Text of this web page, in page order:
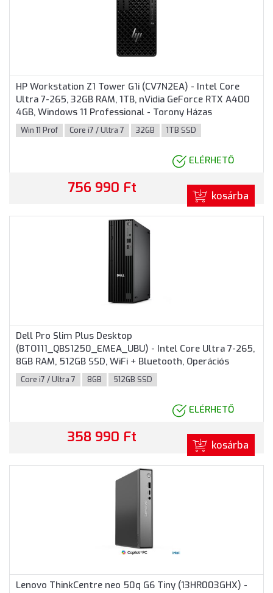
HP Workstation Z1 Tower G1i (CV7N2EA) - Intel Core
Ultra 7-265, 32GB RAM, 1TB, nVidia GeForce RTX A400
4GB, Windows 11 Professional - Torony Házas
számítógép, 3 év helyszíni garancia
Win 11 Prof Core i7 / Ultra 7 32GB 1TB SSD
ELÉRHETŐ
756 990 Ft kosárba
Dell Pro Slim Plus Desktop
(BTO111_QBS1250_EMEA_UBU) - Intel Core Ultra 7-265,
8GB RAM, 512GB SSD, WiFi + Bluetooth, Operációs
rendszer nélkül - SFF Házas számítógép, 3 év helyszíni
garancia
Core i7 / Ultra 7 8GB 512GB SSD
ELÉRHETŐ
358 990 Ft kosárba
Lenovo ThinkCentre neo 50q G6 Tiny (13HR003GHX) -